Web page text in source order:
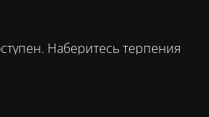
Наберитесь терпения